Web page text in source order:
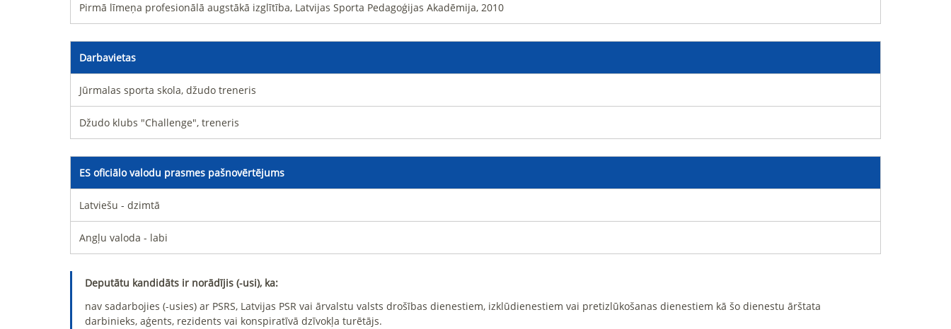
Pirmā līmeņa profesionālā augstākā izglītība, Latvijas Sporta Pedagoģijas Akadēmija, 2010
Darbavietas
Jūrmalas sporta skola, džudo treneris
Džudo klubs "Challenge", treneris
ES oficiālo valodu prasmes pašnovērtējums
Latviešu - dzimtā
Angļu valoda - labi
Deputātu kandidāts ir norādījis (-usi), ka:
nav sadarbojies (-usies) ar PSRS, Latvijas PSR vai ārvalstu valsts drošības dienestiem, izklūdienestiem vai pretizlūkošanas dienestiem kā šo dienestu ārštata
darbinieks, aģents, rezidents vai konspiratīvā dzīvokļa turētājs.